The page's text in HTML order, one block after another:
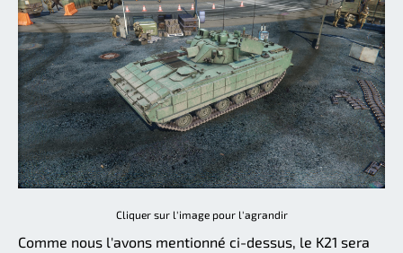
Cliquer sur l'image pour l'agrandir
Comme nous l'avons mentionné ci-dessus, le K21 sera